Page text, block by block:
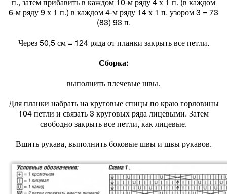
6-м ряду 9 х 1 п.) в каждом 4-м ряду 14 х 1 п. узором 3 = 73
(83) 93 п.
Через 50,5 см = 124 ряда от планки закрыть все петли.
Сборка:
выполнить плечевые швы.
Для планки набрать на круговые спицы по краю горловины
104 петли и связать 3 круговых ряда лицевыми. Затем
свободно закрыть все петли, как лицевые.
Вшить рукава, выполнить боковые швы и швы рукавов.